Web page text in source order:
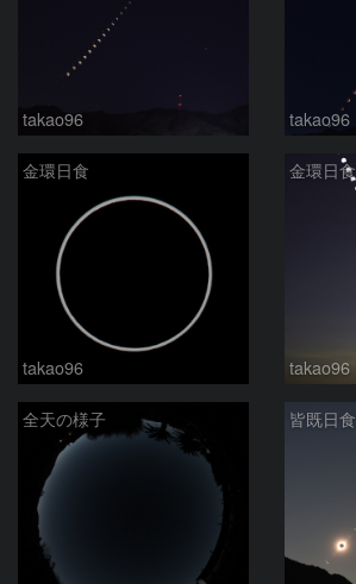
takao96 takao96
金環日食
takao96
金環日食
takao96
全天の様子 皆既日食